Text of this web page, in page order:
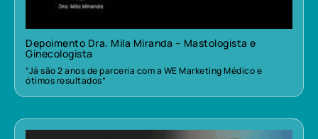
Depoimento Dra. Mila Miranda – Mastologista e
Ginecologista
“Já são 2 anos de parceria com a WE Marketing Médico e
ótimos resultados”